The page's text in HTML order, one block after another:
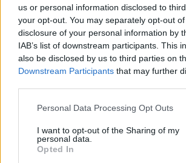
us or personal information disclosed to
your opt-out. You may separately opt-out
disclosure of your personal information by
IAB’s list of downstream participants. This
also be disclosed by us to third parties on
Downstream Participants that may further
Please note that this website/app uses one
not limited to your visit or usage behaviour.
grant or deny consent to Google and its
use your data for below specified purposes
Personal Data Processing Opt Outs
I want to opt-out of the Sharing of my
personal data.
Opted In
felelősségvállalás, a
odafigyelés nemcsak az
hanem négylábú társaink
alapvető érték.
sosem késő” – nemcsak a
szereplőinek, hanem
valamennyiünknek szóló